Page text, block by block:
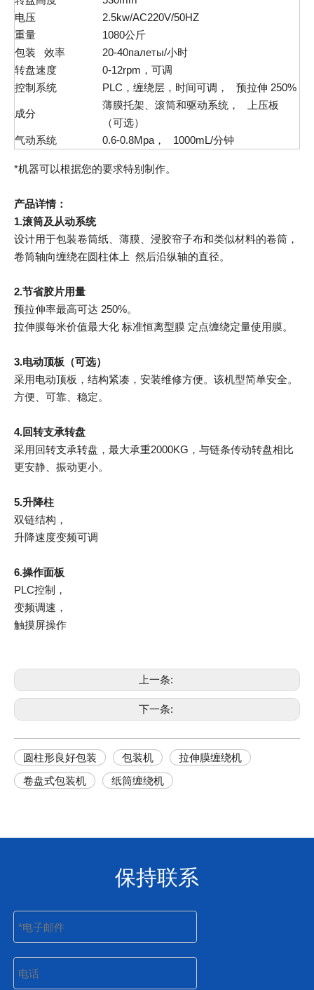
电压
2.5kw/AC220V/50HZ
重量
1080公斤
包装 效率
20-40палеты/小时
转盘速度
0-12rpm，可调
控制系统
PLC，缠绕层，时间可调， 预拉伸 250%
成分
薄膜托架、滚筒和驱动系统， 上压板
（可选）
气动系统
0.6-0.8Mpa， 1000mL/分钟
*机器可以根据您的要求特别制作。
产品详情：
1.滚筒及从动系统
设计用于包装卷筒纸、薄膜、浸胶帘子布和类似材料的卷筒，
卷筒轴向缠绕在圆柱体上 然后沿纵轴的直径。
2.节省胶片用量
预拉伸率最高可达 250%。
拉伸膜每米价值最大化 标准恒离型膜 定点缠绕定量使用膜。
3.电动顶板（可选）
采用电动顶板，结构紧凑，安装维修方便。该机型简单安全。
方便、可靠、稳定。
4.回转支承转盘
采用回转支承转盘，最大承重2000KG，与链条传动转盘相比
更安静、振动更小。
5.升降柱
双链结构，
升降速度变频可调
6.操作面板
PLC控制，
变频调速，
触摸屏操作
上一条:
下一条:
圆柱形良好包装 包装机
拉伸膜缠绕机
卷盘式包装机
纸筒缠绕机
保持联系